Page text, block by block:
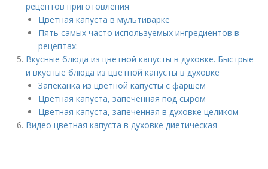
рецептов приготовления
Цветная капуста в мультиварке
Пять самых часто используемых ингредиентов в
рецептах:
Вкусные блюда из цветной капусты в духовке. Быстрые
и вкусные блюда из цветной капусты в духовке
Запеканка из цветной капусты с фаршем
Цветная капуста, запеченная под сыром
Цветная капуста, запеченная в духовке целиком
Видео цветная капуста в духовке диетическая